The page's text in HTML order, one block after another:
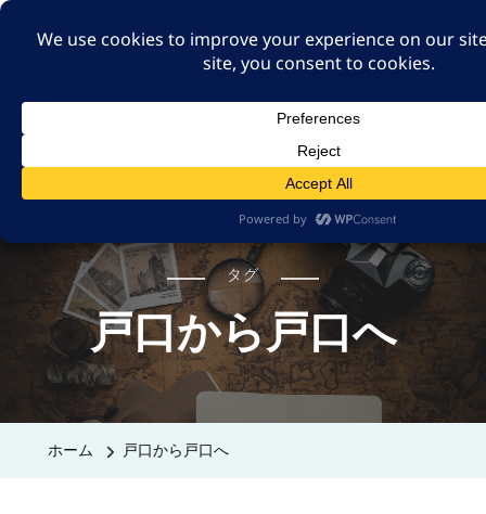
A GUT FEELING 7TH
身近な旅の記録や記憶、たまには思ったことも残そ
タグ
戸口から戸口へ
ホーム 戸口から戸口へ